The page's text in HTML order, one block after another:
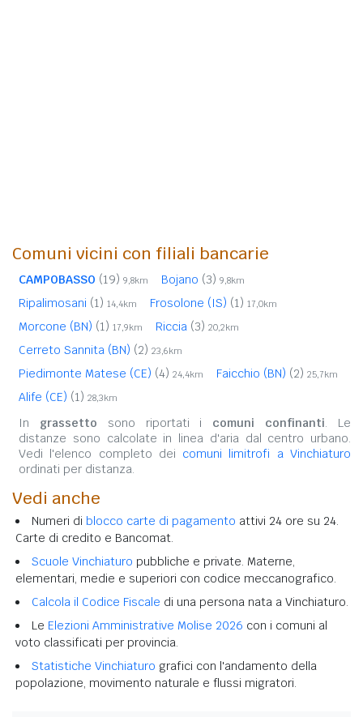
Comuni vicini con filiali bancarie
CAMPOBASSO (19) 9,8km Bojano (3) 9,8km
Ripalimosani (1) 14,4km Frosolone (IS) (1) 17,0km
Morcone (BN) (1) 17,9km Riccia (3) 20,2km
Cerreto Sannita (BN) (2) 23,6km
Piedimonte Matese (CE) (4) 24,4km Faicchio (BN) (2) 25,7km
Alife (CE) (1) 28,3km
In grassetto sono riportati i comuni confinanti. Le
distanze sono calcolate in linea d'aria dal centro urbano.
Vedi l'elenco completo dei comuni limitrofi a Vinchiaturo
ordinati per distanza.
Vedi anche
Numeri di blocco carte di pagamento attivi 24 ore su 24.
Carte di credito e Bancomat.
Scuole Vinchiaturo pubbliche e private. Materne,
elementari, medie e superiori con codice meccanografico.
Calcola il Codice Fiscale di una persona nata a Vinchiaturo.
Le Elezioni Amministrative Molise 2026 con i comuni al
voto classificati per provincia.
Statistiche Vinchiaturo grafici con l'andamento della
popolazione, movimento naturale e flussi migratori.